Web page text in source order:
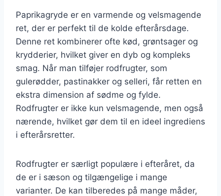
Paprikagryde er en varmende og velsmagende
ret, der er perfekt til de kolde efterårsdage.
Denne ret kombinerer ofte kød, grøntsager og
krydderier, hvilket giver en dyb og kompleks
smag. Når man tilføjer rodfrugter, som
gulerødder, pastinakker og selleri, får retten en
ekstra dimension af sødme og fylde.
Rodfrugter er ikke kun velsmagende, men også
nærende, hvilket gør dem til en ideel ingrediens
i efterårsretter.
Rodfrugter er særligt populære i efteråret, da
de er i sæson og tilgængelige i mange
varianter. De kan tilberedes på mange måder,